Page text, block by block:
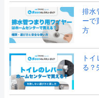
排水
ーで
方
ト
る？